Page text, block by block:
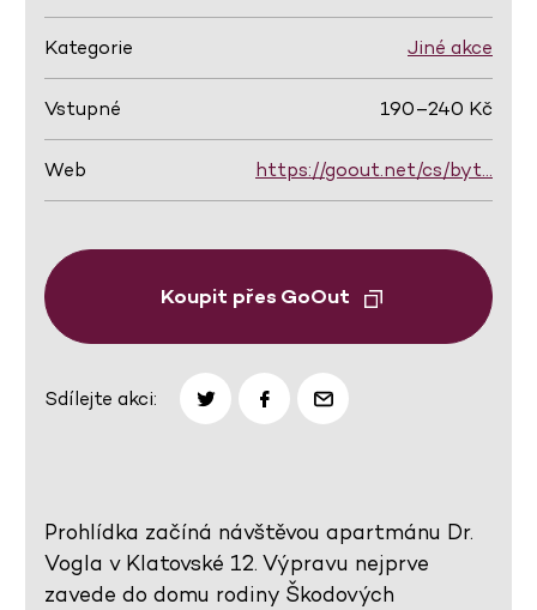
Kategorie Jiné akce
Vstupné 190–240 Kč
Web https://goout.net/cs/byt…
Koupit přes GoOut
Sdílejte akci:
Prohlídka začíná návštěvou apartmánu Dr.
Vogla v Klatovské 12. Výpravu nejprve
zavede do domu rodiny Škodových